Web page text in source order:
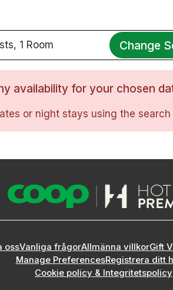
1 Room Change
availability for your chosen
or night stays using the search
ossVanliga frågorAllmänna villkorGift
Manage PreferencesRegistrera ditt
Cookie policy & Integritetspolicy